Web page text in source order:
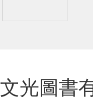
文光圖書